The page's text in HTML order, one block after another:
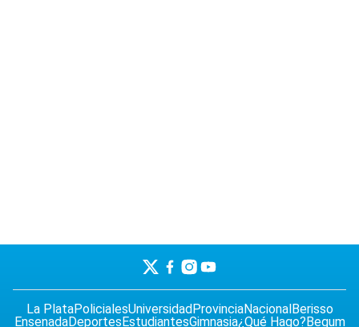
La PlataPolicialesUniversidadProvinciaNacionalBerisso
EnsenadaDeportesEstudiantesGimnasia¿Qué Hago?Begum